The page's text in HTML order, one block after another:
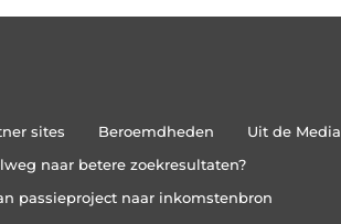
sites Beroemdheden Uit de Media
naar betere zoekresultaten?
passieproject naar inkomstenbron